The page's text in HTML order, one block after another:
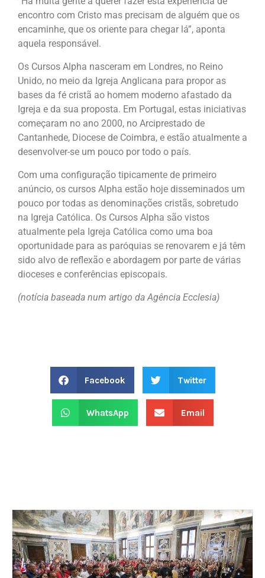
encontro com Cristo mas precisam de alguém que os
encaminhe, que os oriente para chegar lá”, aponta
aquela responsável.
Os Cursos Alpha nasceram em Londres, no Reino
Unido, no meio da Igreja Anglicana para propor as
bases da fé cristã ao homem moderno afastado da
Igreja e da sua proposta. Em Portugal, estas iniciativas
começaram no ano 2000, no Arciprestado de
Cantanhede, Diocese de Coimbra, e estão atualmente a
desenvolver-se um pouco por todo o país.
Com uma configuração tipicamente de primeiro
anúncio, os cursos Alpha estão hoje disseminados um
pouco por todas as denominações cristãs, sobretudo
na Igreja Católica. Os Cursos Alpha são vistos
atualmente pela Igreja Católica como uma boa
oportunidade para as paróquias se renovarem e já têm
sido alvo de reflexão e abordagem por parte de várias
dioceses e conferências episcopais.
(notícia baseada num artigo da Agência Ecclesia)
Facebook Twitter
WhatsApp Email